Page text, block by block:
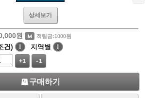
상세보기
원 적립금:1000원
건) ! 지역별
!
+1 -1
구매하기